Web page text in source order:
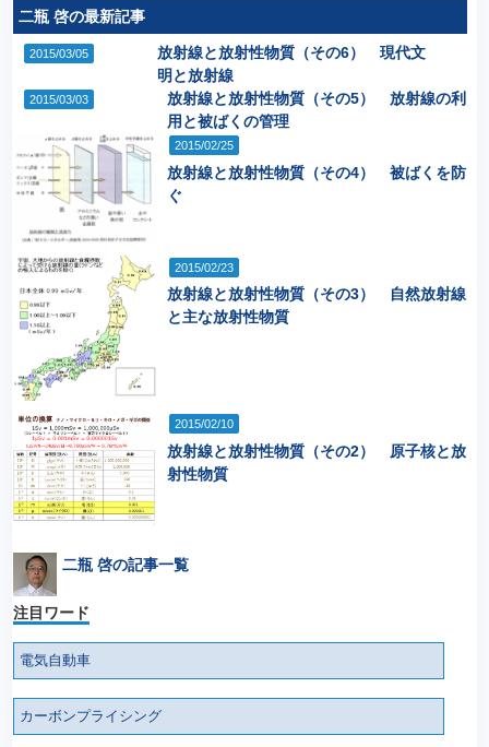
二瓶 啓の最新記事
2015/03/05
放射線と放射性物質（その6） 現代文
明と放射線
2015/03/03
放射線と放射性物質（その5） 放射線の利
用と被ばくの管理
2015/02/25
放射線と放射性物質（その4） 被ばくを防
ぐ
2015/02/23
放射線と放射性物質（その3） 自然放射線
と主な放射性物質
2015/02/10
放射線と放射性物質（その2） 原子核と放
射性物質
二瓶 啓の記事一覧
注目ワード
電気自動車
カーボンプライシング